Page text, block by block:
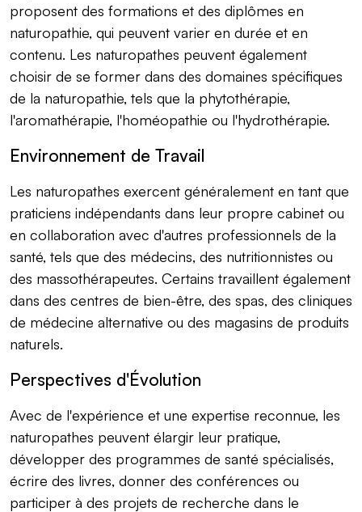
proposent des formations et des diplômes en
naturopathie, qui peuvent varier en durée et en
contenu. Les naturopathes peuvent également
choisir de se former dans des domaines spécifiques
de la naturopathie, tels que la phytothérapie,
l'aromathérapie, l'homéopathie ou l'hydrothérapie.
Environnement de Travail
Les naturopathes exercent généralement en tant que
praticiens indépendants dans leur propre cabinet ou
en collaboration avec d'autres professionnels de la
santé, tels que des médecins, des nutritionnistes ou
des massothérapeutes. Certains travaillent également
dans des centres de bien-être, des spas, des cliniques
de médecine alternative ou des magasins de produits
naturels.
Perspectives d'Évolution
Avec de l'expérience et une expertise reconnue, les
naturopathes peuvent élargir leur pratique,
développer des programmes de santé spécialisés,
écrire des livres, donner des conférences ou
participer à des projets de recherche dans le